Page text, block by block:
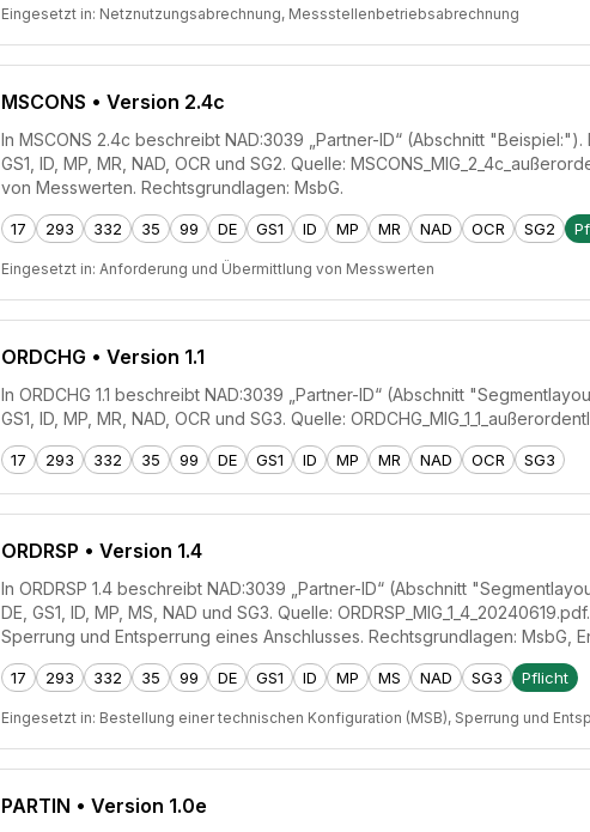
Eingesetzt in: Netznutzungsabrechnung, Messstellenbetriebsabrechnung
MSCONS • Version 2.4c
In MSCONS 2.4c beschreibt NAD:3039 „Partner-ID“ (Abschnitt
GS1, ID, MP, MR, NAD, OCR und SG2. Quelle:
von Messwerten. Rechtsgrundlagen: MsbG.
17 293 332 35 99 DE GS1 ID MP MR NAD OCR SG2
Eingesetzt in: Anforderung und Übermittlung von Messwerten
ORDCHG • Version 1.1
In ORDCHG 1.1 beschreibt NAD:3039 „Partner-ID“ (Abschnitt
GS1, ID, MP, MR, NAD, OCR und SG3. Quelle:
17 293 332 35 99 DE GS1 ID MP MR NAD OCR SG3
ORDRSP • Version 1.4
In ORDRSP 1.4 beschreibt NAD:3039 „Partner-ID“ (Abschnitt
DE, GS1, ID, MP, MS, NAD und SG3. Quelle:
Sperrung und Entsperrung eines Anschlusses. Rechtsgrundlagen: MsbG,
17 293 332 35 99 DE GS1 ID MP MS NAD SG3 Pflicht
Eingesetzt in: Bestellung einer technischen Konfiguration (MSB), Sperrung und
PARTIN • Version 1.0e